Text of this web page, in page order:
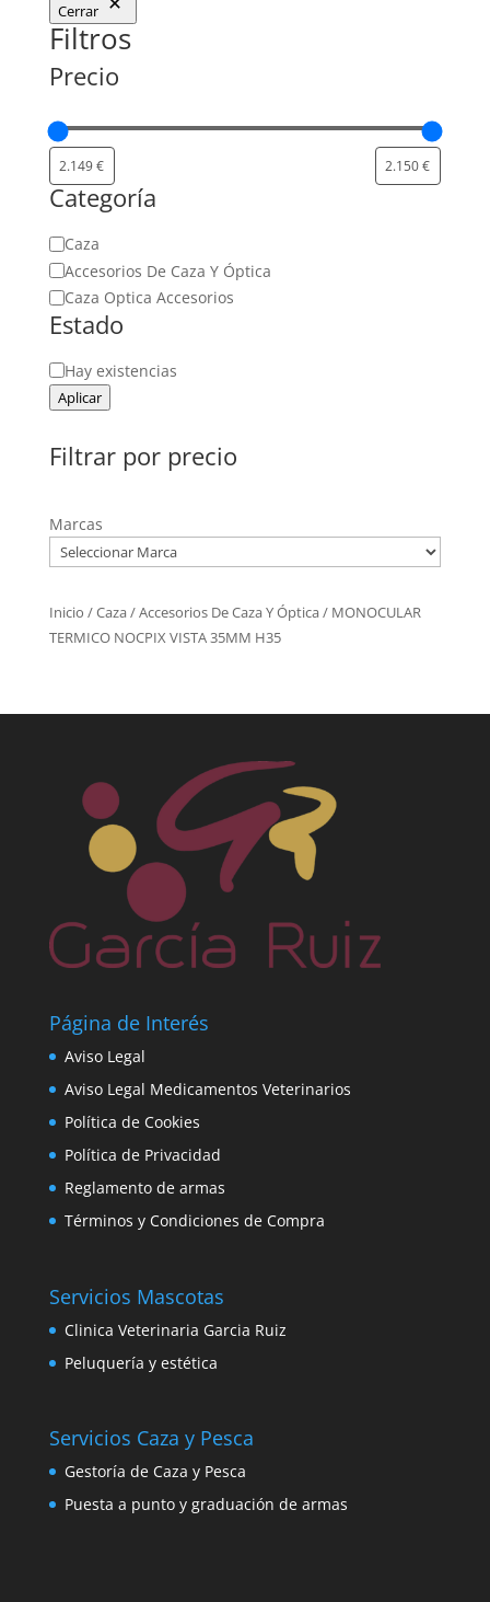
Cerrar
Filtros
Precio
Categoría
Categoría
Caza
Accesorios De Caza Y Óptica
Caza Optica Accesorios
Estado
Estado
Hay existencias
Aplicar
Filtrar por precio
Marcas
Inicio /Caza/Accesorios De Caza Y Óptica/ MONOCULAR
TERMICO NOCPIX VISTA 35MM H35
Página de Interés
Aviso Legal
Aviso Legal Medicamentos Veterinarios
Política de Cookies
Política de Privacidad
Reglamento de armas
Términos y Condiciones de Compra
Servicios Mascotas
Clinica Veterinaria Garcia Ruiz
Peluquería y estética
Servicios Caza y Pesca
Gestoría de Caza y Pesca
Puesta a punto y graduación de armas